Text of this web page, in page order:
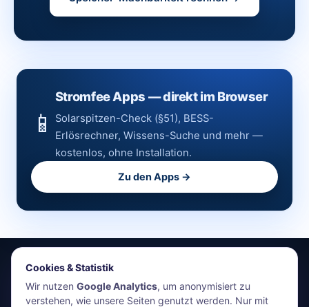
📱
Stromfee Apps — direkt im Browser
Solarspitzen-Check (§51), BESS-
Erlösrechner, Wissens-Suche und mehr —
kostenlos, ohne Installation.
Zu den Apps →
stromfee.me
Cookies & Statistik
Wir nutzen Google Analytics, um anonymisiert zu
verstehen, wie unsere Seiten genutzt werden. Nur mit